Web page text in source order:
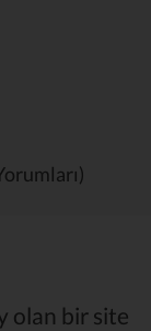
olan bir site